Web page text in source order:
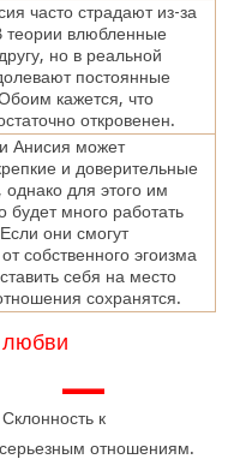
часто страдают из-за
теории влюбленные
но в реальной
постоянные
кажется, что
откровенен.
Анисия может
и доверительные
для этого им
будет много работать
они смогут
собственного эгоизма
себя на место
сохранятся.
любви
—
Склонность к
отношениям.